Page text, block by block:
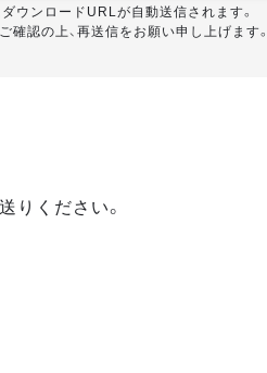
ウンロードURLが自動送信されます。
認の上、再送信をお願い申し上げます。
りください。